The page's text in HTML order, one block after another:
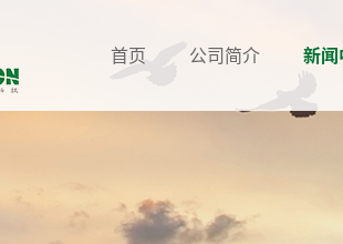
首页 公司简介 新闻